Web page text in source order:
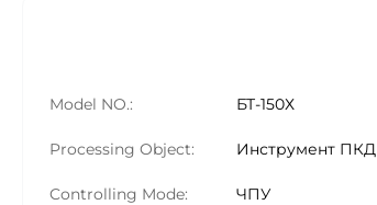
Model NO.: БТ-150Х
Processing Object: Инструмент ПКД
Controlling Mode: ЧПУ